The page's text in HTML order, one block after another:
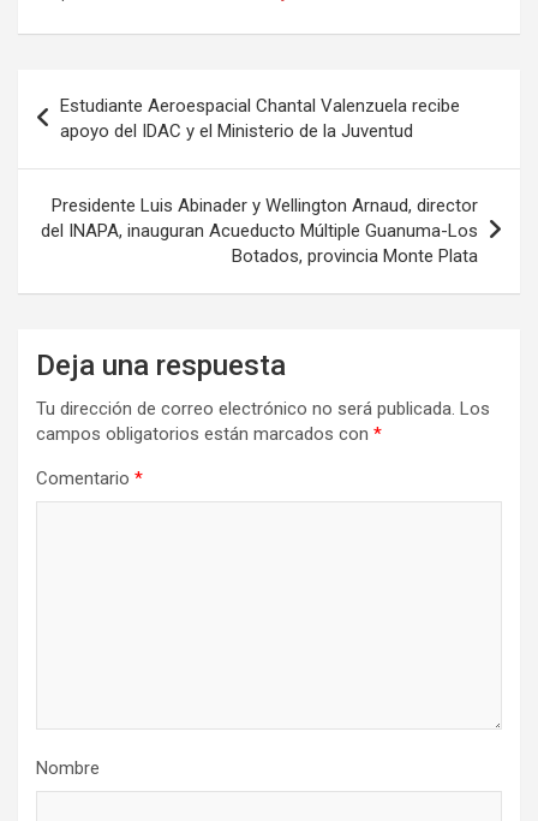
de
entradas
Estudiante Aeroespacial Chantal Valenzuela recibe
apoyo del IDAC y el Ministerio de la Juventud
Presidente Luis Abinader y Wellington Arnaud, director
del INAPA, inauguran Acueducto Múltiple Guanuma-Los
Botados, provincia Monte Plata
Deja una respuesta
Tu dirección de correo electrónico no será publicada. Los
campos obligatorios están marcados con *
Comentario *
Nombre